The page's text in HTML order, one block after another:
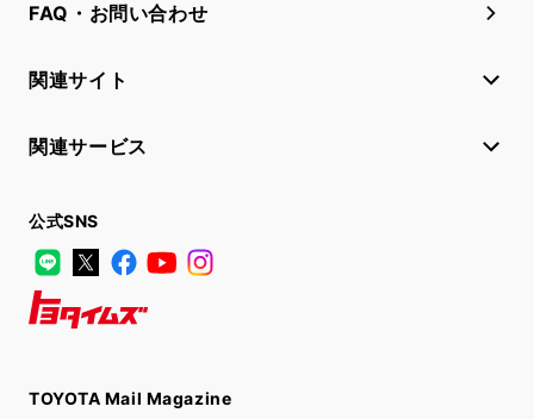
FAQ・お問い合わせ
関連サイト
関連サービス
公式SNS
LINE
X FacebookYouTube
TOYOTA Mail Magazine